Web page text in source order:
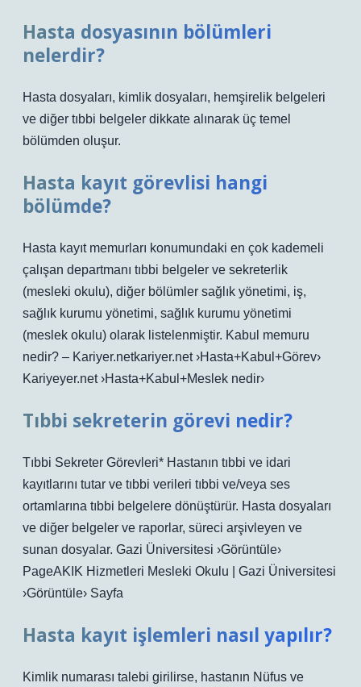
Hasta dosyasının bölümleri
nelerdir?
Hasta dosyaları, kimlik dosyaları, hemşirelik belgeleri
ve diğer tıbbi belgeler dikkate alınarak üç temel
bölümden oluşur.
Hasta kayıt görevlisi hangi
bölümde?
Hasta kayıt memurları konumundaki en çok kademeli
çalışan departmanı tıbbi belgeler ve sekreterlik
(mesleki okulu), diğer bölümler sağlık yönetimi, iş,
sağlık kurumu yönetimi, sağlık kurumu yönetimi
(meslek okulu) olarak listelenmiştir. Kabul memuru
nedir? – Kariyer.netkariyer.net ›Hasta+Kabul+Görev›
Kariyeyer.net ›Hasta+Kabul+Meslek nedir›
Tıbbi sekreterin görevi nedir?
Tıbbi Sekreter Görevleri* Hastanın tıbbi ve idari
kayıtlarını tutar ve tıbbi verileri tıbbi ve/veya ses
ortamlarına tıbbi belgelere dönüştürür. Hasta dosyaları
ve diğer belgeler ve raporlar, süreci arşivleyen ve
sunan dosyalar. Gazi Üniversitesi ›Görüntüle›
PageAKIK Hizmetleri Mesleki Okulu | Gazi Üniversitesi
›Görüntüle› Sayfa
Hasta kayıt işlemleri nasıl yapılır?
Kimlik numarası talebi girilirse, hastanın Nüfus ve